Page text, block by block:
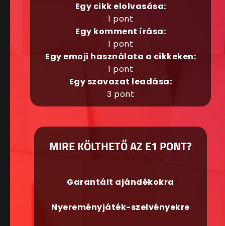
Egy cikk elolvasása:
1 pont
Egy komment írása:
1 pont
Egy emoji használata a cikkeken:
1 pont
Egy szavazat leadása:
3 pont
MIRE KÖLTHETŐ AZ E1 PONT?
Garantált ajándékokra
Nyereményjáték-szelvényekre